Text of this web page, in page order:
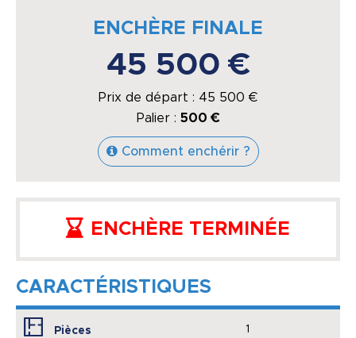
ENCHÈRE FINALE
45 500 €
Prix de départ : 45 500 €
Palier : 500 €
Comment enchérir ?
ENCHÈRE TERMINÉE
CARACTÉRISTIQUES
Pièces 1